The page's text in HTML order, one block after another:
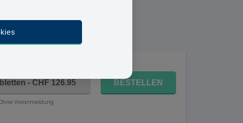
- CHF 126.95
Voranmeldung
BESTELLEN